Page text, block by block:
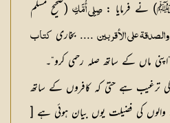
نے فرمایا :صِلِي أُمَّكِ (صحيح مسلم
على الأقربين.... بخاری كتاب
ماں کے ساتھ صلہ رحمی کرو“۔
ہے حتیٰ کہ کافروں کے ساتھ
کی فضیلت یوں بیان ہوئی ہے [